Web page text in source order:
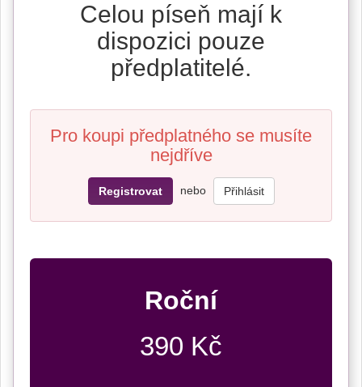
Celou píseň mají k
dispozici pouze
předplatitelé.
Pro koupi předplatného se musíte
nejdříve
Registrovat nebo Přihlásit
Roční
390 Kč